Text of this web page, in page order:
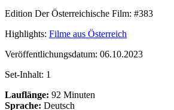
Edition Der Österreichische Film: #383
Highlights: Filme aus Österreich
Veröffentlichungsdatum: 06.10.2023
Set-Inhalt: 1
Lauflänge: 92 Minuten
Sprache: Deutsch